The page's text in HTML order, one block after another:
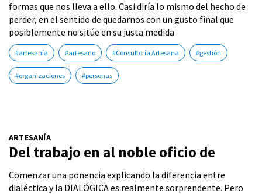
formas que nos lleva a ello. Casi diría lo mismo del hecho de
perder, en el sentido de quedarnos con un gusto final que
posiblemente no sitúe en su justa medida
#artesanía #artesano #Consultoría Artesana #gestión
#organizaciones #personas
ARTESANÍA
Del trabajo en al noble oficio de
Comenzar una ponencia explicando la diferencia entre
dialéctica y la DIALÓGICA es realmente sorprendente. Pero